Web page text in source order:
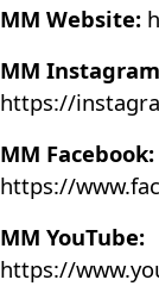
MM Website:
MM
https://
MM Facebook:
https://
MM YouTube:
https://